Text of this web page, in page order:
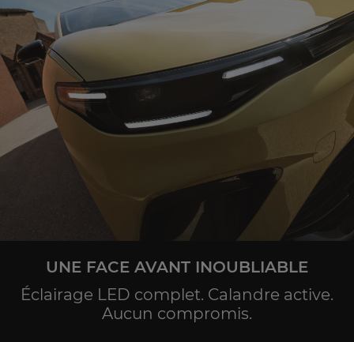
UNE FACE AVANT INOUBLIABLE
Éclairage LED complet. Calandre active.
Aucun compromis.